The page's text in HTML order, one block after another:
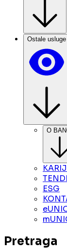
Ostale usluge
O
ESG
Pretraga